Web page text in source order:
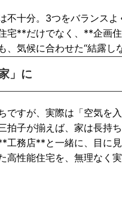
不十分。3つをバランス
**だけでなく、**企画
気候に合わせた“結露し
」に
ですが、実際は「空気を
拍子が揃えば、家は長持
務店**と一緒に、目に
高性能住宅を、無理なく